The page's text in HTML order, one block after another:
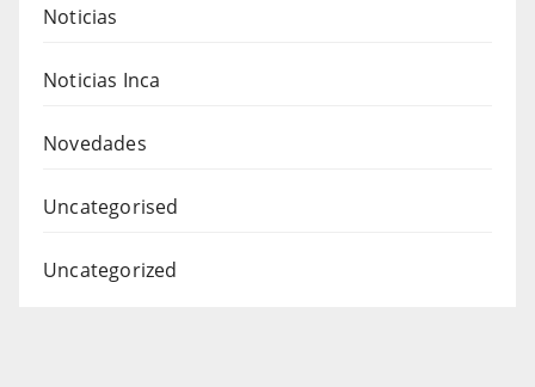
Noticias
Noticias Inca
Novedades
Uncategorised
Uncategorized